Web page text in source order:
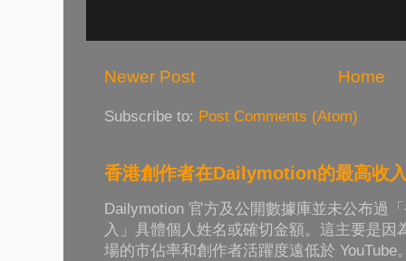
Newer Post Home
Subscribe to: Post Comments (Atom)
香港創作者在Dailymotion的最高收
Dailymotion 官方及公開數據庫並未公布過
入」具體個人姓名或確切金額。這主要是
場的市佔率和創作者活躍度遠低於